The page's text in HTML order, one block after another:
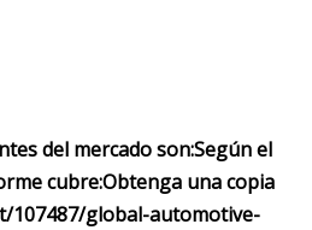
del mercado son:Según el
cubre:Obtenga una copia
107487/global-automotive-